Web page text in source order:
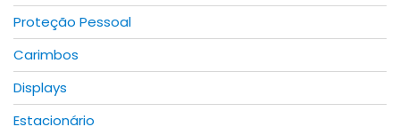
Proteção Pessoal
Carimbos
Displays
Estacionário